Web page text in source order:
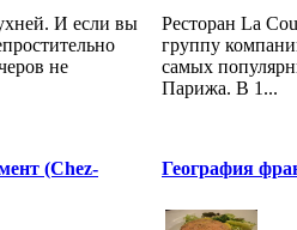
И если вы
не
Ресторан La
группу
самых
Парижа. В 1...
(Chez-
География